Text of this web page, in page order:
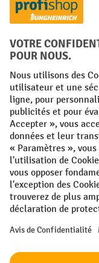
FR NL
Conditions générales
Protection des
All prices excl. VAT plus
if not stated otherwise.
¹ La remise est valable
s'applique pas aux prix
avec d'autres réductions
réduction sera accordée
à la newsletter. Le code
nette minimale de
électriques, les